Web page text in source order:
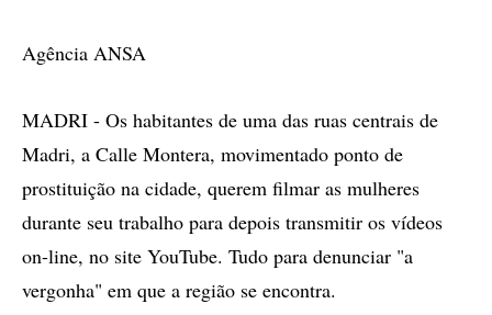
Agência ANSA
MADRI - Os habitantes de uma das ruas centrais de
Madri, a Calle Montera, movimentado ponto de
prostituição na cidade, querem filmar as mulheres
durante seu trabalho para depois transmitir os vídeos
on-line, no site YouTube. Tudo para denunciar "a
vergonha" em que a região se encontra.